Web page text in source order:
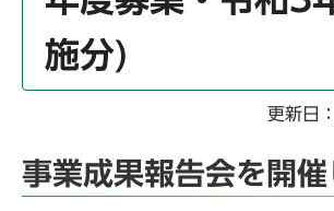
施分)
更新日
事業成果報告会を開催